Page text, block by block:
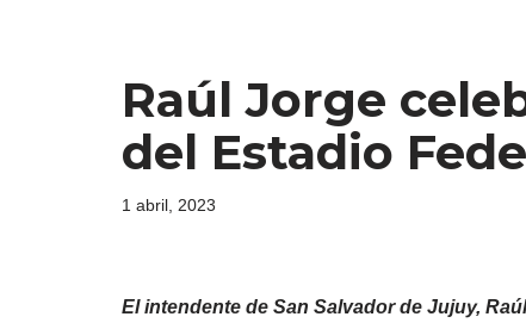
Raúl Jorge
del Estadio
1 abril, 2023
El intendente de San Salvador de Jujuy,